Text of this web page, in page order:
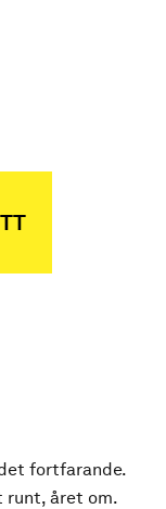
fortfarande.
runt, året om.